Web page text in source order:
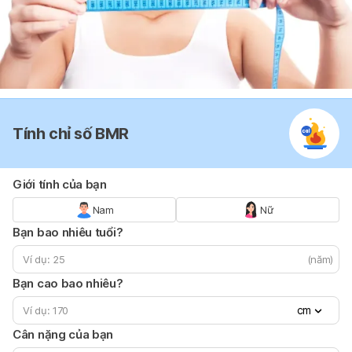
Tính chỉ số BMR
Giới tính của bạn
Nam Nữ
Bạn bao nhiêu tuổi?
(năm)
Bạn cao bao nhiêu?
cm
Cân nặng của bạn